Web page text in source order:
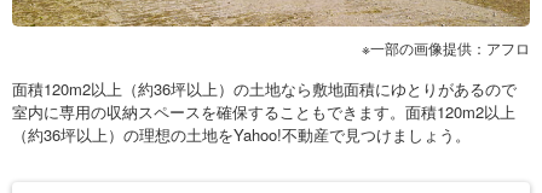
一部の画像提供：アフロ
面積120m2以上（約36坪以上）の土地なら敷地面積にゆとりがあるので
室内に専用の収納スペースを確保することもできます。面積120m2以上
（約36坪以上）の理想の土地をYahoo!不動産で見つけましょう。